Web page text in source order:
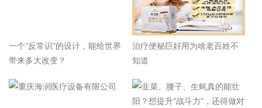
一个“反常识”的设计，能给世界
带来多大改变？
治疗便秘巨好用为啥老百姓不
知道